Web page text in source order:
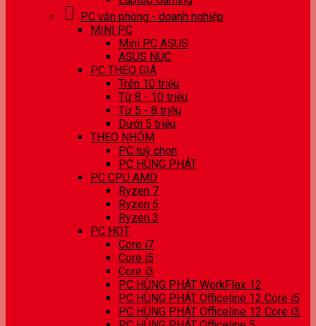
PC văn phòng - doanh nghiệp
MINI PC
Mini PC ASUS
ASUS NUC
PC THEO GIÁ
Trên 10 triệu
Từ 8 - 10 triệu
Từ 5 - 8 triệu
Dưới 5 triệu
THEO NHÓM
PC tuỳ chọn
PC HÙNG PHÁT
PC CPU AMD
Ryzen 7
Ryzen 5
Ryzen 3
PC HOT
Core i7
Core i5
Core i3
PC HÙNG PHÁT WorkFlex 12
PC HÙNG PHÁT Officeline 12 Core i5
PC HÙNG PHÁT Officeline 12 Core i3